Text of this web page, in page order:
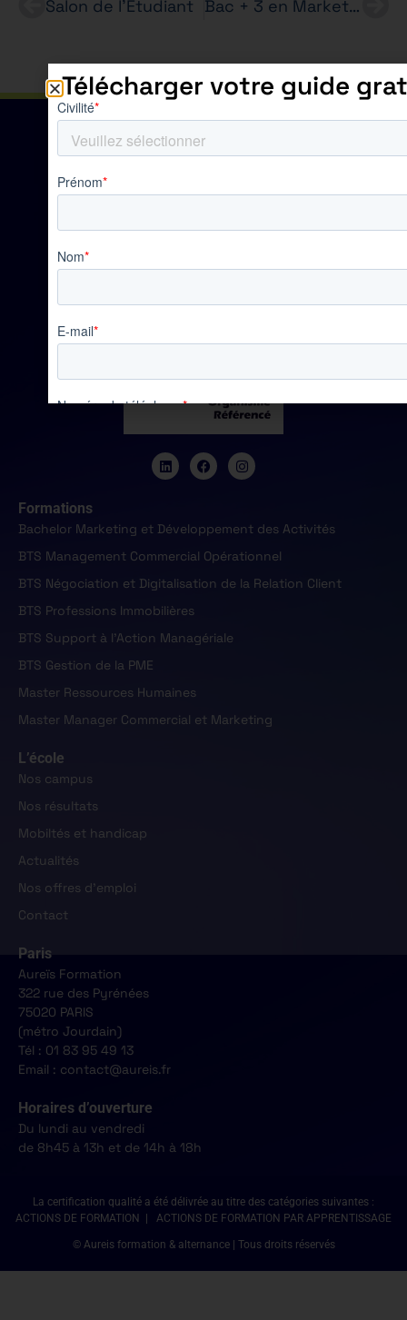
Salon de l’Etudiant Bac + 3 en Marketing, les inscriptions débutent !
Formations
Bachelor Marketing et Développement des Activités
BTS Management Commercial Opérationnel
BTS Négociation et Digitalisation de la Relation Client
BTS Professions Immobilières
BTS Support à l'Action Managériale
BTS Gestion de la PME
Master Ressources Humaines
Master Manager Commercial et Marketing
L’école
Nos campus
Nos résultats
Mobiltés et handicap
Actualités
Nos offres d'emploi
Contact
Paris
Aureïs Formation
322 rue des Pyrénées
75020 PARIS
(métro Jourdain)
Tél : 01 83 95 49 13
Email : contact@aureis.fr
Horaires d’ouverture
Du lundi au vendredi
de 8h45 à 13h et de 14h à 18h
La certification qualité a été délivrée au titre des catégories suivantes :
ACTIONS DE FORMATION | ACTIONS DE FORMATION PAR APPRENTISSAGE
© Aureis formation & alternance | Tous droits réservés
Télécharger votre guide